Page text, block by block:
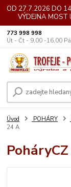
OD 27.7.2026 DO
VÝDEJNA MOST
773 998 998
Út - Čt - 9,00 -16,00
Úvod POHÁRY
24 A